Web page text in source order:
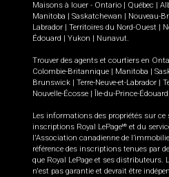
Maisons à louer - Ontario Québec
Manitoba
Saskatchewan Nouveau-
Labrador
Territoires du Nord-Ouest
Édouard
Yukon Nunavut.
Trouver des agents et courtiers en
Colombie-Britannique
Manitoba
Brunswick
Terre-Neuve-et-Labrador
Nouvelle-Écosse
Île-du-Prince-Édouard
Les informations des propriétés sur ce
inscriptions Royal LePageMD et du
l'Association canadienne de
référence des inscriptions tenues par
que Royal LePage et ses
n'est pas garantie et devrait être